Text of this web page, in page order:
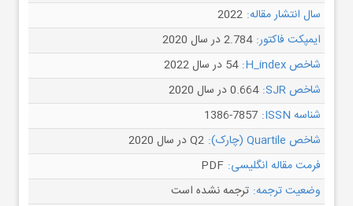
سال انتشار مقاله: 2022
ایمپکت فاکتور: 2.784 در سال 2020
شاخص H_index:
54 در سال 2022
شاخص SJR:
0.664 در سال 2020
شناسه ISSN:
1386-7857
شاخص Quartile (چارک):
Q2 در سال 2020
فرمت مقاله انگلیسی: PDF
وضعیت ترجمه: ترجمه نشده است